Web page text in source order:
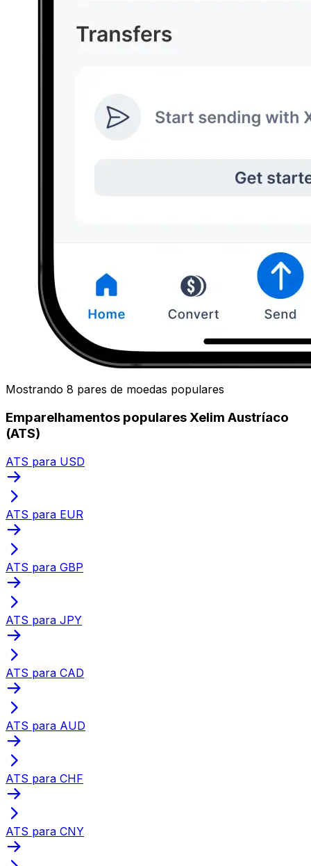
Mostrando 8 pares de moedas populares
Emparelhamentos populares Xelim Austríaco
(ATS)
ATS para USD
ATS para EUR
ATS para GBP
ATS para JPY
ATS para CAD
ATS para AUD
ATS para CHF
ATS para CNY